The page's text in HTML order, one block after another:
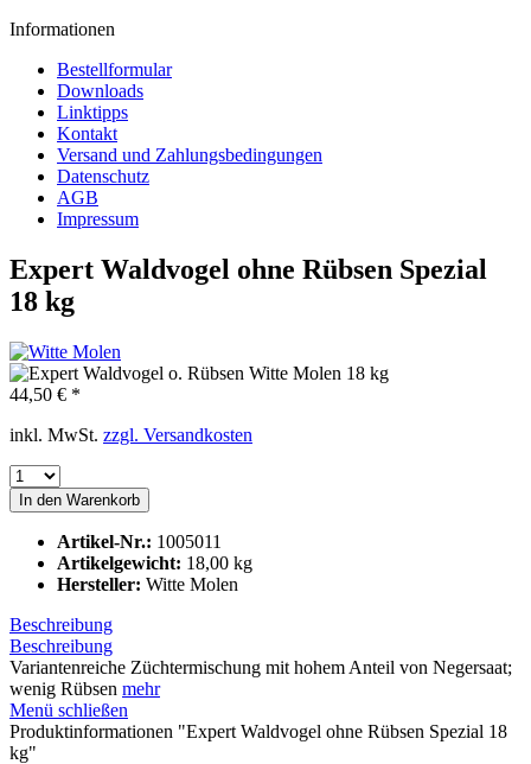
Informationen
Bestellformular
Downloads
Linktipps
Kontakt
Versand und Zahlungsbedingungen
Datenschutz
AGB
Impressum
Expert Waldvogel ohne Rübsen Spezial
18 kg
44,50 € *
inkl. MwSt. zzgl. Versandkosten
In den Warenkorb
Artikel-Nr.: 1005011
Artikelgewicht: 18,00 kg
Hersteller: Witte Molen
Beschreibung
Beschreibung
Variantenreiche Züchtermischung mit hohem Anteil von Negersaat;
wenig Rübsen mehr
Menü schließen
Produktinformationen "Expert Waldvogel ohne Rübsen Spezial 18
kg"